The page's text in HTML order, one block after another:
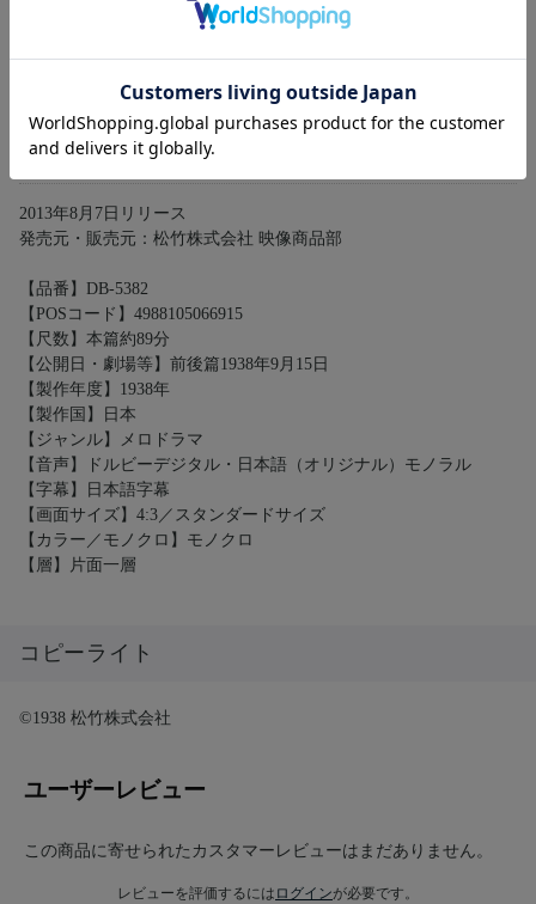
桑野通子／佐分利信
その他詳細
2013年8月7日リリース
発売元・販売元：松竹株式会社 映像商品部
【品番】DB-5382
【POSコード】4988105066915
【尺数】本篇約89分
【公開日・劇場等】前後篇1938年9月15日
【製作年度】1938年
【製作国】日本
【ジャンル】メロドラマ
【音声】ドルビーデジタル・日本語（オリジナル）モノラル
【字幕】日本語字幕
【画面サイズ】4:3／スタンダードサイズ
【カラー／モノクロ】モノクロ
【層】片面一層
コピーライト
©1938 松竹株式会社
ユーザーレビュー
この商品に寄せられたカスタマーレビューはまだありません。
レビューを評価するには ログインが必要です。